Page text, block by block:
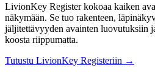
LivionKey Register kokoaa kaiken
näkymään. Se tuo rakenteen,
jäljitettävyyden avainten luovutuksiin
koosta riippumatta.
Tutustu LivionKey Registeriin →